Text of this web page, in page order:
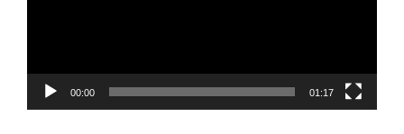
00:00 01:17